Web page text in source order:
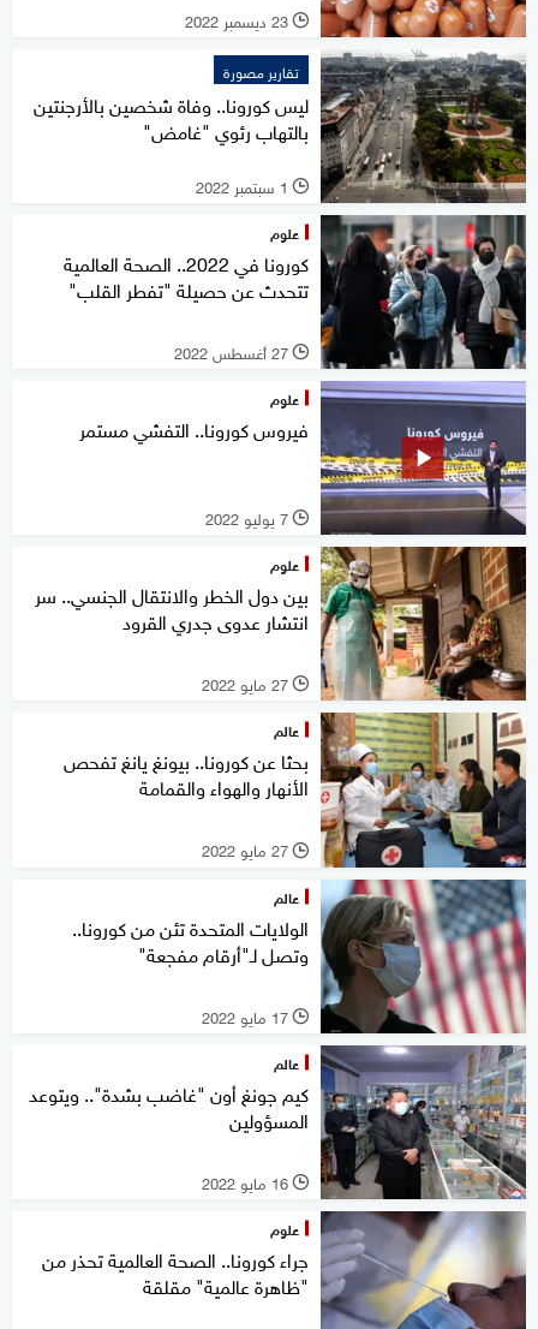
l 23 ديسمبر 2022
تقارير مصورة
ليس كورونا.. وفاة شخصين بالأرجنتين
بالتهاب رئوي "غامض"
l 1 سبتمبر 2022
علوم
كورونا في 2022.. الصحة العالمية
تتحدث عن حصيلة "تفطر القلب"
l 27 أغسطس 2022
علوم
فيروس كورونا.. التفشي مستمر
l 7 يوليو 2022
علوم
بين دول الخطر والانتقال الجنسي.. سر
انتشار عدوى جدري القرود
l 27 مايو 2022
عالم
بحثا عن كورونا.. بيونغ يانغ تفحص
الأنهار والهواء والقمامة
l 27 مايو 2022
عالم
الولايات المتحدة تئن من كورونا..
وتصل لـ"أرقام مفجعة"
l 17 مايو 2022
عالم
كيم جونغ أون "غاضب بشدة".. ويتوعد
المسؤولين
l 16 مايو 2022
علوم
جراء كورونا.. الصحة العالمية تحذر من
"ظاهرة عالمية" مقلقة